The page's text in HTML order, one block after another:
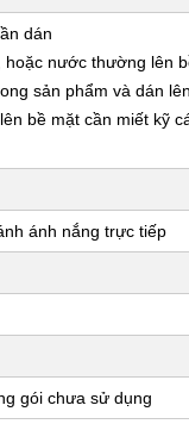
dán
nước thường lên
sản phẩm và dán
bề mặt cần miết kỹ
ánh nắng trực tiếp
gói chưa sử dụng